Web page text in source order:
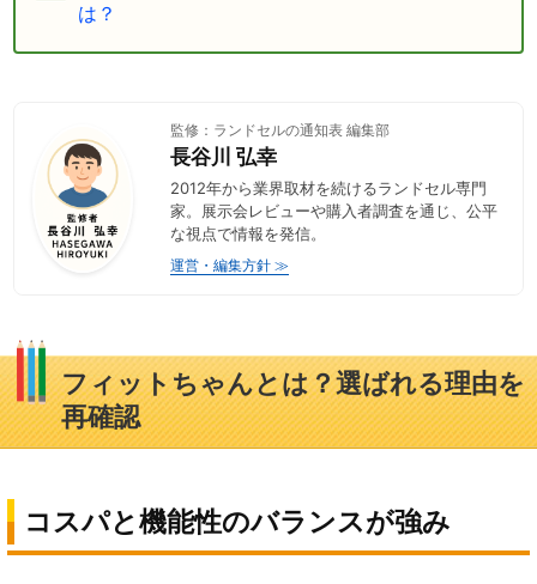
は？
監修：ランドセルの通知表 編集部
長谷川 弘幸
2012年から業界取材を続けるランドセル専門
家。展示会レビューや購入者調査を通じ、公平
な視点で情報を発信。
運営・編集方針 ≫
フィットちゃんとは？選ばれる理由を
再確認
コスパと機能性のバランスが強み